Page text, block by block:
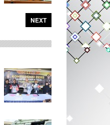
NEXT